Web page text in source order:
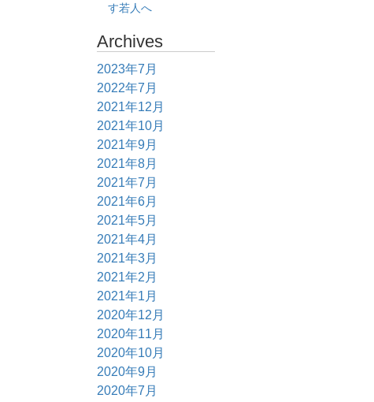
す若人へ
Archives
2023年7月
2022年7月
2021年12月
2021年10月
2021年9月
2021年8月
2021年7月
2021年6月
2021年5月
2021年4月
2021年3月
2021年2月
2021年1月
2020年12月
2020年11月
2020年10月
2020年9月
2020年7月